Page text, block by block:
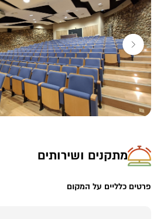
והקרנה איכותית,
לצד חוויית צפייה ונוחות ברמה הגבוהה
לרשותכם מרפסת אירוח רחבה הצופה להרי
בואו לקיים אירוע במקום אייקוני שבו
לפרטים נוספים ניתן לפנות אל:
טלי חסון, מנהלת אירועים בחכ"ל, בנייד-
מתקנים ושירותים
פרטים כלליים על המקום